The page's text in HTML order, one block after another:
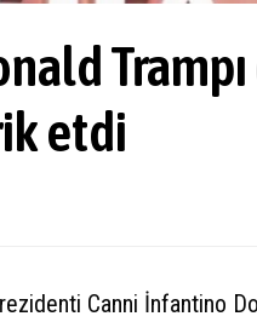
etdi
Canni İnfantino